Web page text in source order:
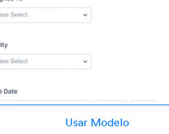
Usar Modelo